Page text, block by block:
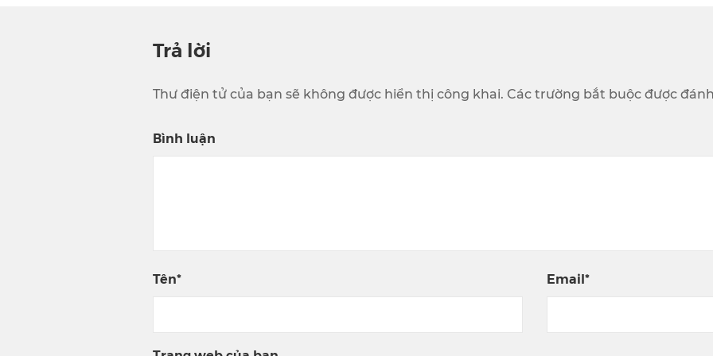
Trả lời
Thư điện tử của bạn sẽ không được hiển thị công khai. Các trường bắt buộc được
Bình luận
Tên* Email*